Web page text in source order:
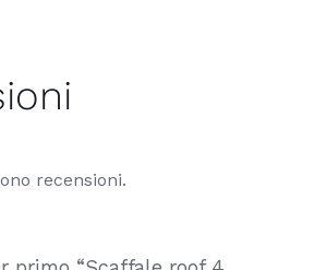
recensioni.